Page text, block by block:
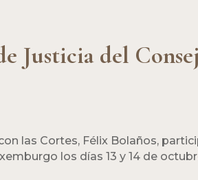
Justicia del
las Cortes, Félix Bolaños,
los días 13 y 14 de